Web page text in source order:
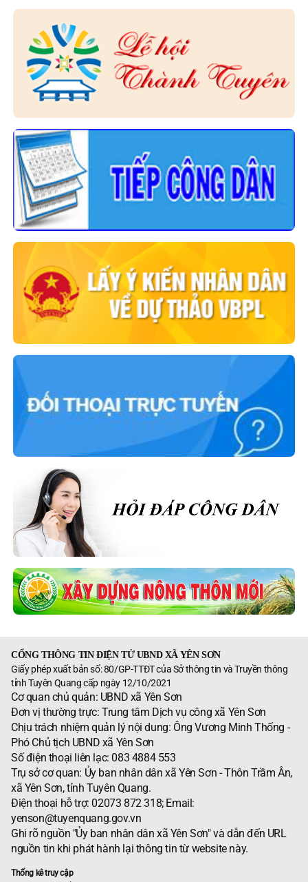
CỔNG THÔNG TIN ĐIỆN TỬ UBND XÃ YÊN SƠN
Giấy phép xuất bản số: 80/GP-TTĐT của Sở thông tin và Truyền thông
tỉnh Tuyên Quang cấp ngày 12/10/2021
Cơ quan chủ quản: UBND xã Yên Sơn
Đơn vị thường trực: Trung tâm Dịch vụ công xã Yên Sơn
Chịu trách nhiệm quản lý nội dung: Ông Vương Minh Thống -
Phó Chủ tịch UBND xã Yên Sơn
Số điện thoại liên lạc: 083 4884 553
Trụ sở cơ quan: Ủy ban nhân dân xã Yên Sơn - Thôn Trầm Ân,
xã Yên Sơn, tỉnh Tuyên Quang.
Điện thoại hỗ trợ: 02073 872 318; Email:
yenson@tuyenquang.gov.vn
Ghi rõ nguồn "Ủy ban nhân dân xã Yên Sơn" và dẫn đến URL
nguồn tin khi phát hành lại thông tin từ website này.
Thống kê truy cập